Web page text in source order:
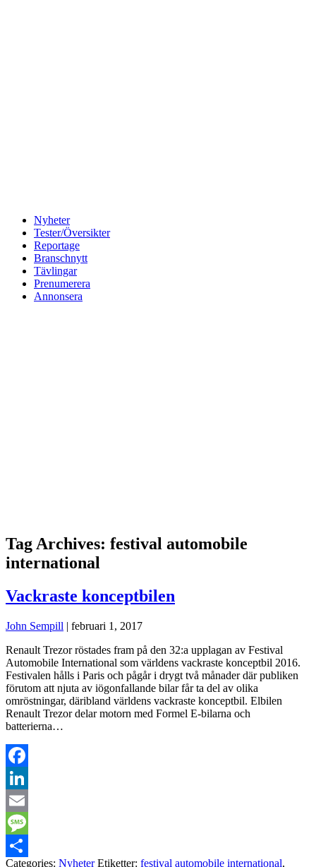
Nyheter
Tester/Översikter
Reportage
Branschnytt
Tävlingar
Prenumerera
Annonsera
Tag Archives: festival automobile
international
Vackraste konceptbilen
John Sempill | februari 1, 2017
Renault Trezor röstades fram på den 32:a upplagan av Festival
Automobile International som världens vackraste konceptbil 2016.
Festivalen hålls i Paris och pågår i drygt två månader där publiken
förutom att njuta av iögonfallande bilar får ta del av olika
omröstningar, däribland världens vackraste konceptbil. Elbilen
Renault Trezor delar motorn med Formel E-bilarna och
batterierna…
Facebook
LinkedIn
Email
Message
Categories: Nyheter Etiketter: festival automobile international,